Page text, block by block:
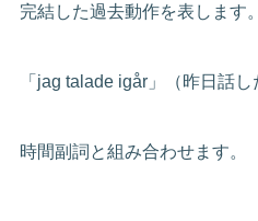
完結した過去動作を表します。
「jag talade igår」（昨日話
時間副詞と組み合わせます。